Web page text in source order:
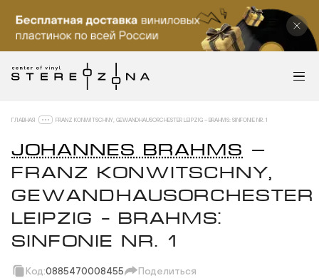
ГЛАВНАЯ FRANZ KONWITSCHNY, GEWANDHAUSORCHESTER LEIPZIG – BRAHMS: SINFONIE NR. 1
JOHANNES BRAHMS —
FRANZ KONWITSCHNY,
GEWANDHAUSORCHESTER
LEIPZIG – BRAHMS:
SINFONIE NR. 1
Код:0885470008455 Поделиться